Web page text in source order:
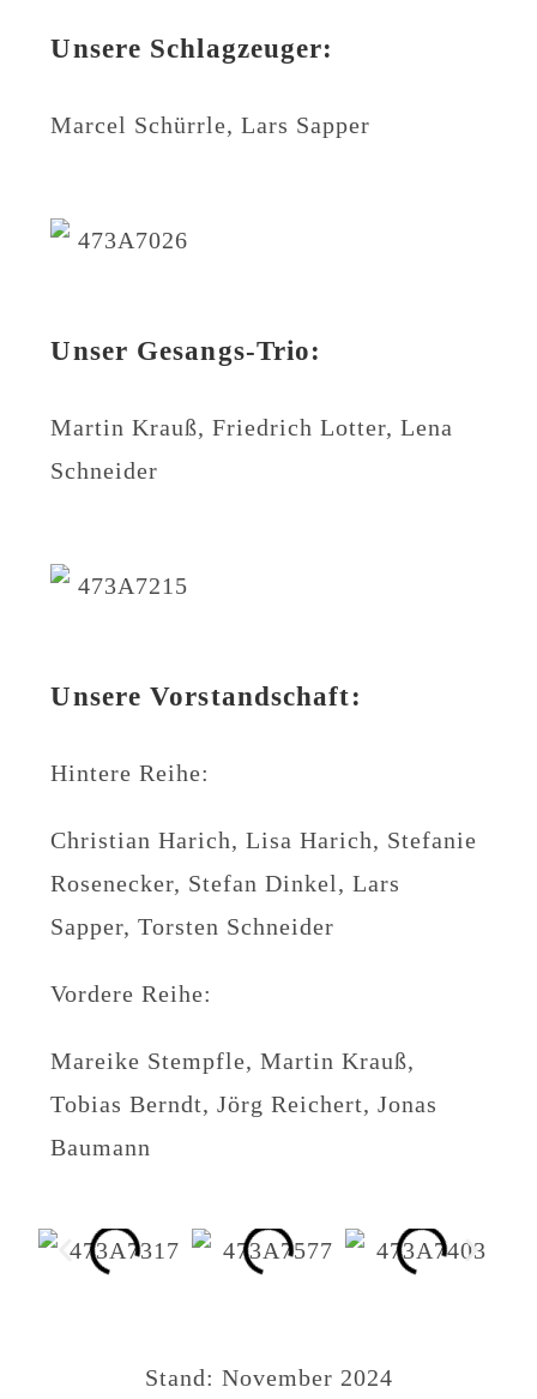
Unsere Schlagzeuger:
Marcel Schürrle, Lars Sapper
Unser Gesangs-Trio:
Martin Krauß, Friedrich Lotter, Lena
Schneider
Unsere Vorstandschaft:
Hintere Reihe:
Christian Harich, Lisa Harich, Stefanie
Rosenecker, Stefan Dinkel, Lars
Sapper, Torsten Schneider
Vordere Reihe:
Mareike Stempfle, Martin Krauß,
Tobias Berndt, Jörg Reichert, Jonas
Baumann
Stand: November 2024